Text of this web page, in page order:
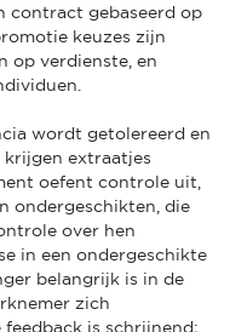
contract gebaseerd op
keuzes zijn
op verdienste, en
wordt getolereerd en
extraatjes
oefent controle uit,
ondergeschikten, die
over hen
in een ondergeschikte
belangrijk is in de
zich
is schrijnend;